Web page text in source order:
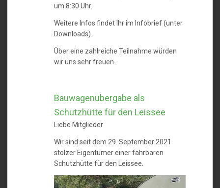
um 8:30 Uhr.
Weitere Infos findet Ihr im Infobrief (unter
Downloads).
Über eine zahlreiche Teilnahme würden
wir uns sehr freuen.
Bauwagenübergabe als
Schutzhütte für den Leissee
Liebe Mitglieder
Wir sind seit dem 29. September 2021
stolzer Eigentümer einer fahrbaren
Schutzhütte für den Leissee.